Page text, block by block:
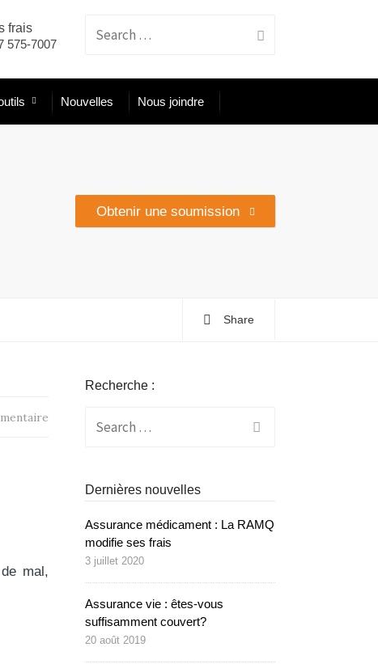
Search
for:
frais
575-7007
Nouvelles Nous joindre
Obtenir une soumission
Share
mal,
Recherche :
Dernières nouvelles
Assurance médicament : La RAMQ
modifie ses frais
3 juillet 2020
Assurance vie : êtes-vous
suffisamment couvert?
20 août 2019